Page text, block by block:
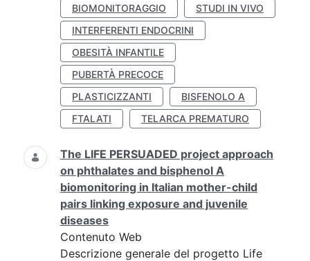
BIOMONITORAGGIO
STUDI IN VIVO
INTERFERENTI ENDOCRINI
OBESITÀ INFANTILE
PUBERTÀ PRECOCE
PLASTICIZZANTI
BISFENOLO A
FTALATI
TELARCA PREMATURO
The LIFE PERSUADED project approach
on phthalates and bisphenol A
biomonitoring in Italian mother-child
pairs linking exposure and juvenile
diseases
Contenuto Web
Descrizione generale del progetto Life